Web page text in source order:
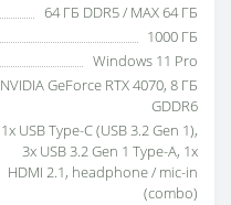
64 ГБ DDR5 / MAX 64 ГБ
1000 ГБ
Windows 11 Pro
NVIDIA GeForce RTX 4070, 8 ГБ
GDDR6
1x USB Type-C (USB 3.2 Gen 1),
3x USB 3.2 Gen 1 Type-A, 1x
HDMI 2.1, headphone / mic-in
(combo)